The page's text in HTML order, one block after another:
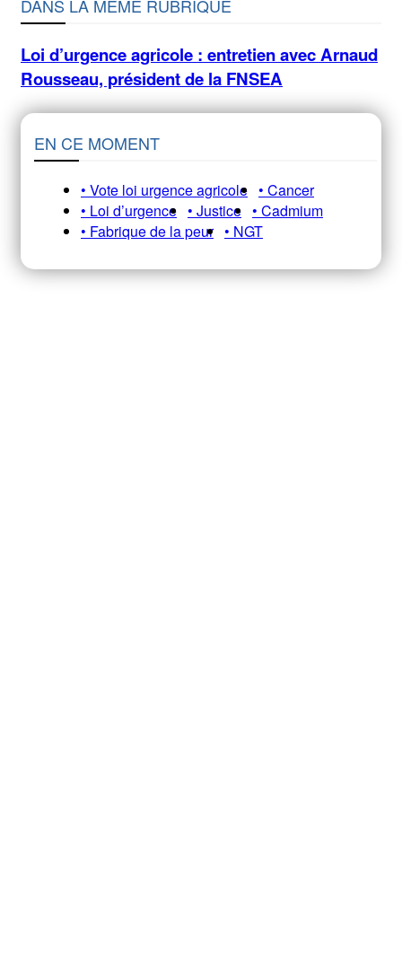
DANS LA MÊME RUBRIQUE
Loi d’urgence agricole : entretien avec Arnaud
Rousseau, président de la FNSEA
EN CE MOMENT
• Vote loi urgence agricole • Cancer
• Loi d’urgence • Justice • Cadmium
• Fabrique de la peur • NGT